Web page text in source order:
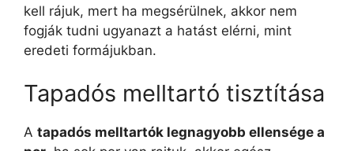
kell rájuk, mert ha megsérülnek, akkor nem
fogják tudni ugyanazt a hatást elérni, mint
eredeti formájukban.
Tapadós melltartó tisztítása
A tapadós melltartók legnagyobb ellensége a